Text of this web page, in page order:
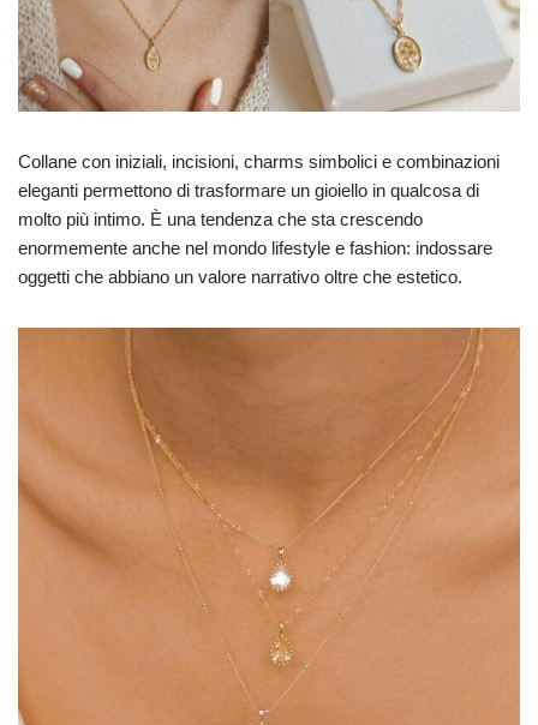
Collane con iniziali, incisioni, charms simbolici e combinazioni
eleganti permettono di trasformare un gioiello in qualcosa di
molto più intimo. È una tendenza che sta crescendo
enormemente anche nel mondo lifestyle e fashion: indossare
oggetti che abbiano un valore narrativo oltre che estetico.